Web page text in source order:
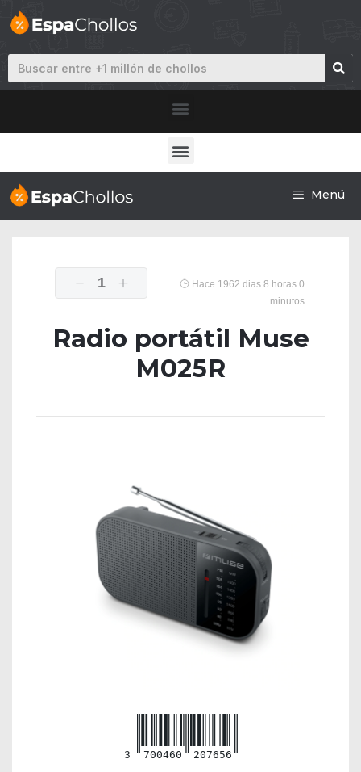
Menú
1
Hace 1962 dias 8 horas 0
minutos
Radio portátil Muse
M025R
3 700460 207656